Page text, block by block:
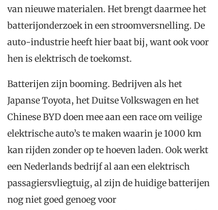
van nieuwe materialen. Het brengt daarmee het
batterijonderzoek in een stroomversnelling. De
auto-industrie heeft hier baat bij, want ook voor
hen is elektrisch de toekomst.
Batterijen zijn booming. Bedrijven als het
Japanse Toyota, het Duitse Volkswagen en het
Chinese BYD doen mee aan een race om veilige
elektrische auto’s te maken waarin je 1000 km
kan rijden zonder op te hoeven laden. Ook werkt
een Nederlands bedrijf al aan een elektrisch
passagiersvliegtuig, al zijn de huidige batterijen
nog niet goed genoeg voor